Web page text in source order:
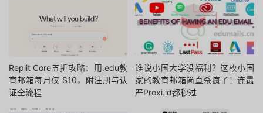
Replit Core五折攻略：用.edu教
育邮箱每月仅 $10，附注册与认
证全流程
谁说小国大学没福利？这枚小国
家的教育邮箱简直杀疯了！连最
严Proxi.id都秒过